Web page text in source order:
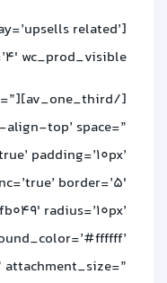
related’
wc_prod_visible=”]
top’ space=”
padding=’10px’
border=’5′
radius=’10px’
attachment_size=”